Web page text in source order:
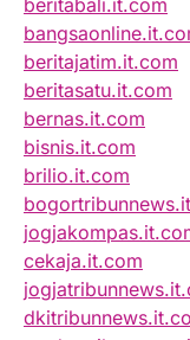
beritabali.it.com
beritajatim.it.com
beritasatu.it.com
bernas.it.com
bisnis.it.com
brilio.it.com
cekaja.it.com